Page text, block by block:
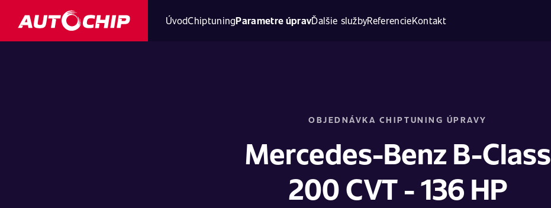
ÚvodChiptuningParametre úpravĎalšie službyReferencieKontakt
OBJEDNÁVKA CHIPTUNING ÚPRAVY
Mercedes-Benz B-Class
200 CVT - 136 HP